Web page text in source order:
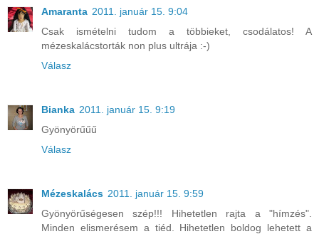
Amaranta 2011. január 15. 9:04
Csak ismételni tudom a többieket, csodálatos! A
mézeskalácstorták non plus ultrája :-)
Válasz
Bianka 2011. január 15. 9:19
Gyönyörűűű
Válasz
Mézeskalács 2011. január 15. 9:59
Gyönyörűségesen szép!!! Hihetetlen rajta a "hímzés".
Minden elismerésem a tiéd. Hihetetlen boldog lehetett a